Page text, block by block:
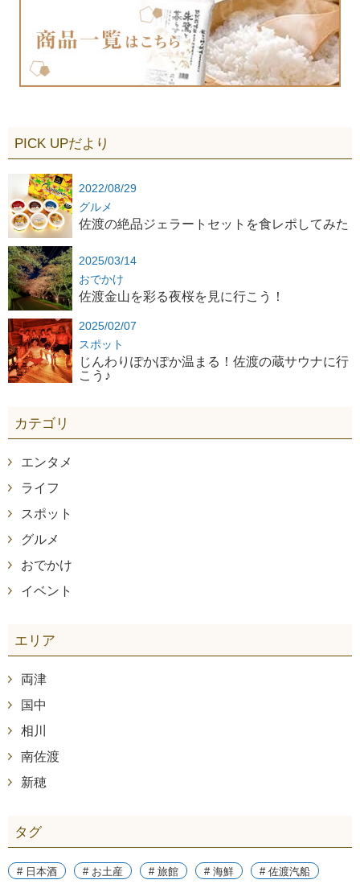
PICK UPだより
2022/08/29
グルメ
佐渡の絶品ジェラートセットを食レポしてみた
2025/03/14
おでかけ
佐渡金山を彩る夜桜を見に行こう！
2025/02/07
スポット
じんわりぽかぽか温まる！佐渡の蔵サウナに行
こう♪
カテゴリ
エンタメ
ライフ
スポット
グルメ
おでかけ
イベント
エリア
両津
国中
相川
南佐渡
新穂
タグ
# 日本酒 # お土産 # 旅館 # 海鮮 # 佐渡汽船